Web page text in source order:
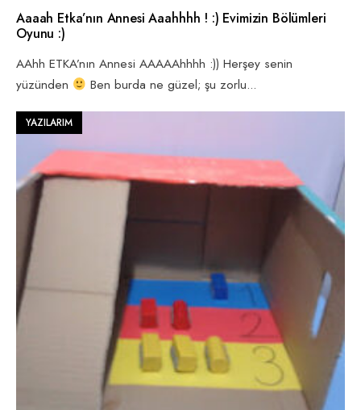
Aaaah Etka’nın Annesi Aaahhhh ! :) Evimizin Bölümleri
Oyunu :)
AAhh ETKA’nın Annesi AAAAAhhhh :)) Herşey senin
yüzünden
Ben burda ne güzel; şu zorlu...
YAZILARIM